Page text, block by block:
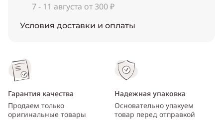
7 - 11 августа от 300 ₽
Условия доставки и оплаты
Гарантия качества
Продаем только
оригинальные товары
Надежная упаковка
Основательно упакуем
товар перед отправкой